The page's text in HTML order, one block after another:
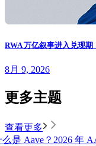
RWA 万亿叙事进入兑现
8月 9, 2026
更多主题
查看更多
么是 Aave？2026 年